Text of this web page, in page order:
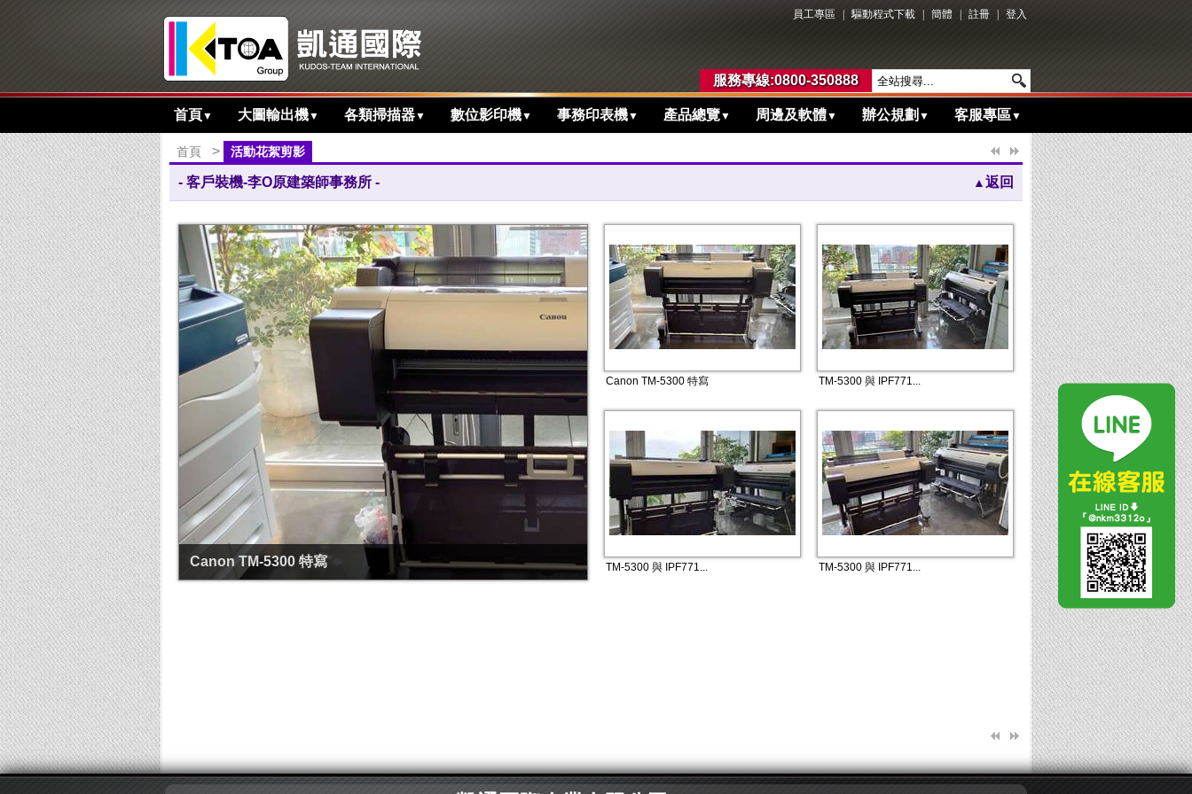
員工專區 驅動程式下載 簡體 註冊 登入
服務專線:0800-350888
首頁▼ 大圖輸出機▼ 各類掃描器▼ 數位影印機▼ 事務印表機▼ 產品總覽▼ 周邊及軟體▼ 辦公規劃 ▼ 客服專區▼
首頁 > 活動花絮剪影
- 客戶裝機-李O原建築師事務所 - ▲返回
Canon TM-5300 特寫
Canon TM-5300 最大列印尺寸A0 36吋，全新防水抗光墨水，最大容量
300ml，更快、更省、更安靜...
Canon TM-5300 特寫 TM-5300 與 IPF771...
TM-5300 與 IPF771... TM-5300 與 IPF771...